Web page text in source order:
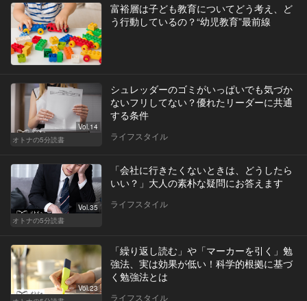
富裕層は子ども教育についてどう考え、ど
う行動しているの？“幼児教育”最前線
Vol.14
オトナの5分読書
シュレッダーのゴミがいっぱいでも気づか
ないフリしてない？優れたリーダーに共通
する条件
ライフスタイル
Vol.35
オトナの5分読書
「会社に行きたくないときは、どうしたら
いい？」大人の素朴な疑問にお答えます
ライフスタイル
Vol.23
「繰り返し読む」や「マーカーを引く」勉
強法、実は効果が低い！科学的根拠に基づ
く勉強法とは
ライフスタイル